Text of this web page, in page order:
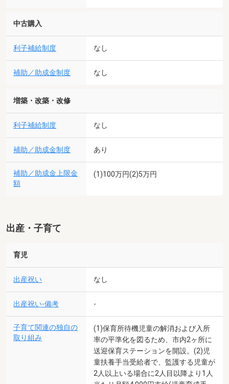
中古購入
利子補給制度 なし
補助／助成金制度 なし
増築・改築・改修
利子補給制度 なし
補助／助成金制度 あり
補助／助成金上限金
額
(1)100万円(2)5万円
出産・子育て
育児
出産祝い なし
出産祝い-備考 -
子育て関連の独自の
取り組み
(1)保育所待機児童の解消および入所
率の平準化を図るため、市内2ヶ所に
送迎保育ステーションを開設。(2)児
童扶養手当受給者で、監護する児童が
2人以上いる場合に2人目以降より1人